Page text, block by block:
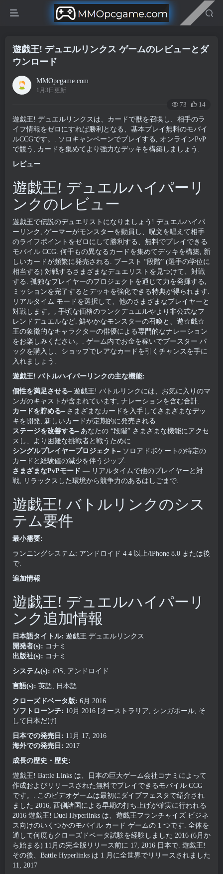
遊戯王! デュエルリンクス ゲームのレビューとダ
ウンロード
MMOpcgame.com
1月3日更新
73
14
遊戯王! デュエルリンクスは、カードで獣を召喚し、相手のラ
イフ情報をゼロにすれば勝利となる、基本プレイ無料のモバイ
ルCCGです。. ソロキャンペーンでプレイする, オンラインPvP
で競う, カードを集めてより強力なデッキを構築しましょう.
レビュー
遊戯王! デュエルハイパーリ
ンクのレビュー
遊戯王で伝説のデュエリストになりましょう! デュエルハイパ
ーリンク, ゲーマーがモンスターを動員し、呪文を唱えて相手
のライフポイントをゼロにして勝利する、無料でプレイできる
モバイル CCG. 何千もの異なるカードを集めてデッキを構築, 新
しいカードが頻繁に発売される. ブースト “段階” (選手の学位に
相当する) 対戦するさまざまなデュエリストを見つけて、対戦
する. 孤独なプレイヤーのプロジェクトを通じて力を発揮する,
ミッションを完了するとデッキを強化できる特典が得られます.
リアルタイム モードを選択して、他のさまざまなプレイヤーと
対戦します。, 手頃な価格のランクデュエルやより非公式なフ
レンドデュエルなど. 鮮やかなモンスターの召喚と、遊☆戯☆
王の象徴的なキャラクターの俳優による専門的なナレーション
をお楽しみください。. ゲーム内でお金を稼いでブースター パ
ックを購入し、ショップでレアなカードを引くチャンスを手に
入れましょう.
遊戯王! バトルハイパーリンクの主な機能:
個性を満足させる– 遊戯王! バトルリンクには、お気に入りのマ
ンガのキャストが含まれています, ナレーションを含む合計.
カードを貯める– さまざまなカードを入手してさまざまなデッ
キを開発, 新しいカードが定期的に発売される.
ステージを改善する– あなたの “段階” さまざまな機能にアクセ
スし、より困難な挑戦者と戦うために.
シングルプレイヤープロジェクト– ソロアドボケートの特定の
カードと経験値の減少を伴うジップ.
さまざまなPvPモード — リアルタイムで他のプレイヤーと対
戦, リラックスした環境から競争力のあるはしごまで.
遊戯王! バトルリンクのシス
テム要件
最小需要:
ランニングシステム: アンドロイド 4 4 以上/iPhone 8.0 または後
で.
追加情報
遊戯王! デュエルハイパーリ
ンク追加情報
日本語タイトル: 遊戯王 デュエルリンクス
開発者(s): コナミ
出版社(s): コナミ
システム(s): iOS, アンドロイド
言語(s): 英語, 日本語
クローズドベータ版: 6月 2016
ソフトローンチ: 10月 2016 [オーストラリア, シンガポール, そ
して日本だけ]
日本での発売日: 11月 17, 2016
海外での発売日: 2017
成長の歴史・歴史:
遊戯王! Battle Links は、日本の巨大ゲーム会社コナミによって
作成およびリリースされた無料でプレイできるモバイル CCG
です。. このビデオゲームは最初にダイブフェスタで紹介され
ました 2016, 西側諸国による早期の打ち上げが確実に行われる
2016 遊戯王! Duel Hyperlinks は、遊戯王フランチャイズ ビジネ
ス向けのいくつかのモバイル カード ゲームの 1 つです. 全体を
通して何度もクローズドベータ試験を経験しました 2016 (6月か
ら始まる) 11月の完全版リリース前に 17, 2016 日本で. 遊戯王!
その後、Battle Hyperlinks は 1 月に全世界でリリースされました
11, 2017